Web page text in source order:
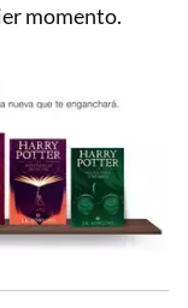
momento.